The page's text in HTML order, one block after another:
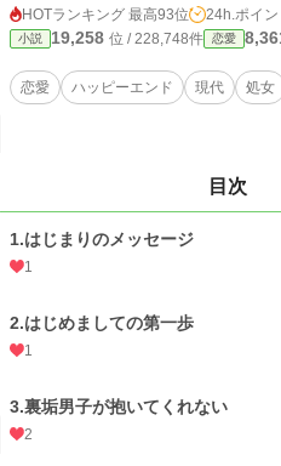
HOTランキング 最高93位 24h.ポイン
小説 19,258 位 / 228,748件 恋愛
恋愛 ハッピーエンド 現代 処女
目次
1.はじまりのメッセージ
1
2.はじめましての第一歩
1
3.裏垢男子が抱いてくれない
2